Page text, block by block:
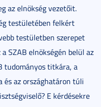
az elnökség vezetőit.
testületében felkért
testületben szerepet
SZAB elnökségén belül az
tudományos titkára, a
és az országhatáron túli
E kérdésekre